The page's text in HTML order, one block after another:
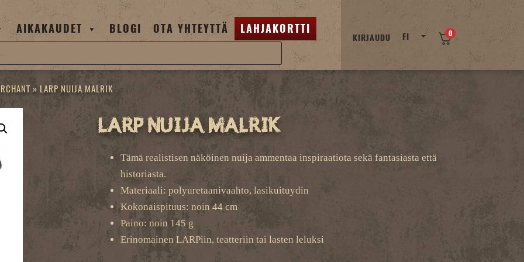
AIKAKAUDET BLOGI OTA YHTEYTTÄ LAHJAKORTTI
KIRJAUDU FI 0
» LARP NUIJA MALRIK
LARP Nuija Malrik
Tämä realistisen näköinen nuija ammentaa inspiraatiota sekä fantasiasta että
historiasta.
Materiaali: polyuretaanivaahto, lasikuituydin
Kokonaispituus: noin 44 cm
Paino: noin 145 g
Erinomainen LARPiin, teatteriin tai lasten leluksi